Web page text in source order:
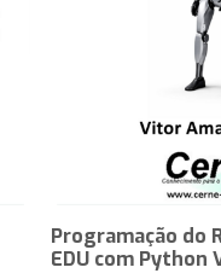
Programação do
EDU com Python